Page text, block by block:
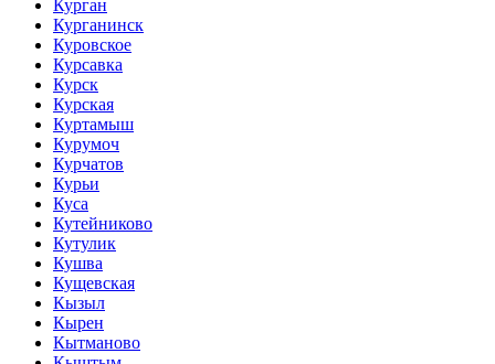
Курган
Курганинск
Куровское
Курсавка
Курск
Курская
Куртамыш
Курумоч
Курчатов
Курьи
Куса
Кутейниково
Кутулик
Кушва
Кущевская
Кызыл
Кырен
Кытманово